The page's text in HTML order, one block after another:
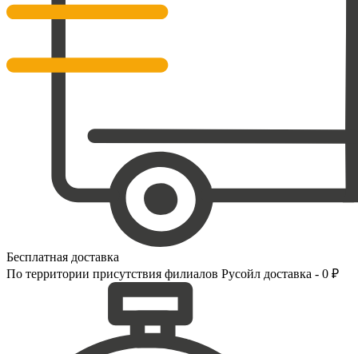
Бесплатная доставка
По территории присутствия филиалов Русойл доставка - 0 ₽